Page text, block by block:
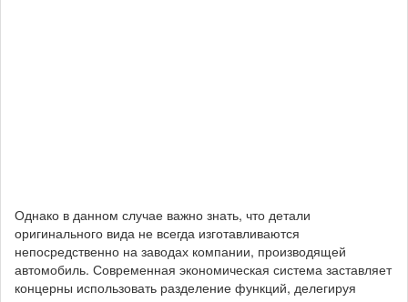
Однако в данном случае важно знать, что детали
оригинального вида не всегда изготавливаются
непосредственно на заводах компании, производящей
автомобиль. Современная экономическая система заставляет
концерны использовать разделение функций, делегируя